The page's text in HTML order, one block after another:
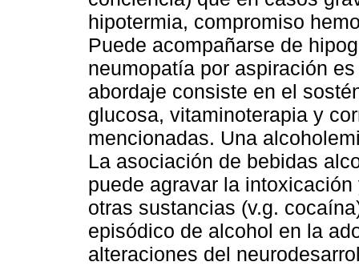
hipotermia, compromiso
Puede acompañarse de
neumopatía por aspiración
abordaje consiste en el
glucosa, vitaminoterapia y
mencionadas. Una
La asociación de bebidas
puede agravar la
otras sustancias (v.g.
episódico de alcohol en la
alteraciones del